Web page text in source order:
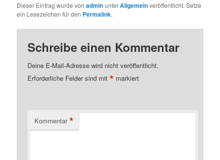
Dieser Eintrag wurde vonadminunterAllgemeinveröffentlicht. Setze
ein Lesezeichen für den Permalink.
Schreibe einen Kommentar
Deine E-Mail-Adresse wird nicht veröffentlicht.
Erforderliche Felder sind mit* markiert
Kommentar *